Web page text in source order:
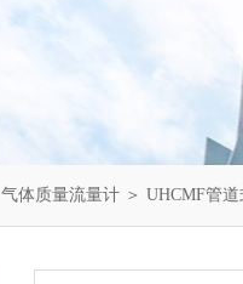
气体质量流量计 ＞ UHCMF管